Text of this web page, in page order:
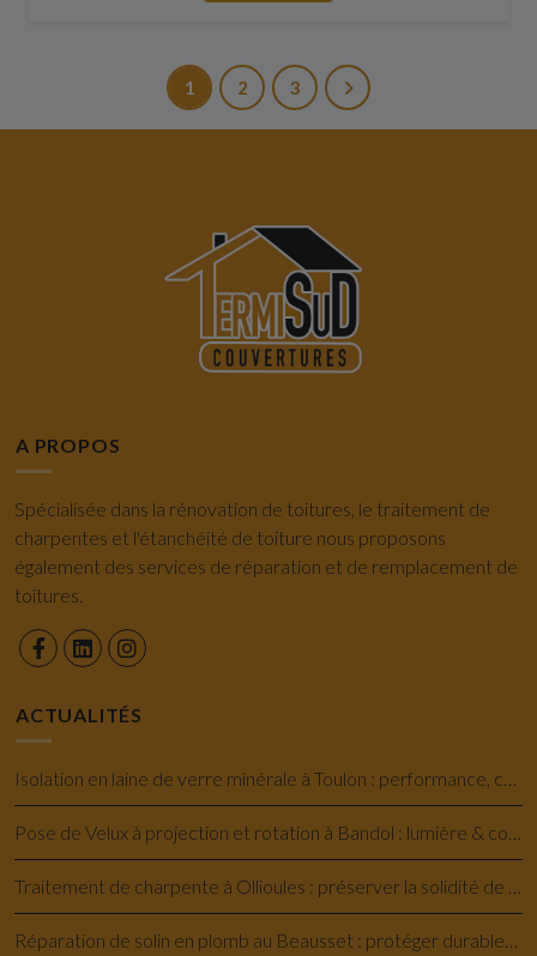
1 2 3
A PROPOS
Spécialisée dans la rénovation de toitures, le traitement de
charpentes et l'étanchéité de toiture nous proposons
également des services de réparation et de remplacement de
toitures.
ACTUALITÉS
Isolation en laine de verre minérale à Toulon : performance, confort et économie
Pose de Velux à projection et rotation à Bandol : lumière & confort savoir-faire
Traitement de charpente à Ollioules : préserver la solidité de votre maison
Réparation de solin en plomb au Beausset : protéger durablement votre toiture